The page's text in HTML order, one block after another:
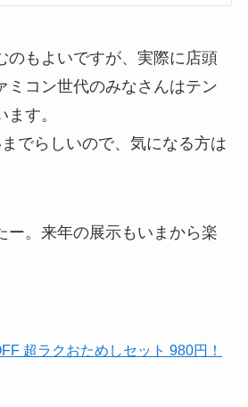
のもよいですが、実際に店頭
ミコン世代のみなさんはテン
す。
でらしいので、気になる方は
ー。来年の展示もいまから楽
超ラクおためしセット 980円！